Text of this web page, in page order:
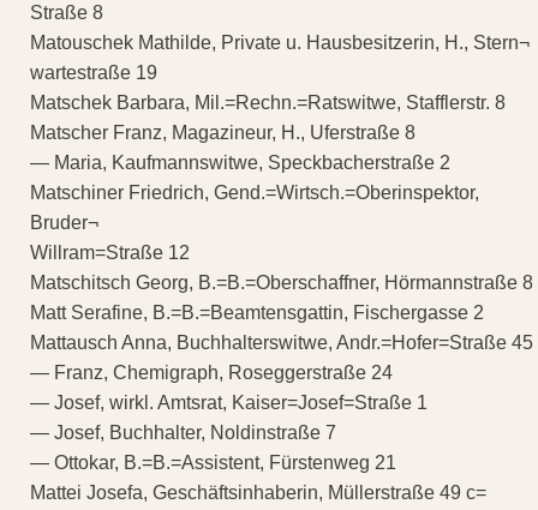
Straße 8
Matouschek Mathilde, Private u. Hausbesitzerin, H., Stern¬
wartestraße 19
Matschek Barbara, Mil.=Rechn.=Ratswitwe, Stafflerstr. 8
Matscher Franz, Magazineur, H., Uferstraße 8
— Maria, Kaufmannswitwe, Speckbacherstraße 2
Matschiner Friedrich, Gend.=Wirtsch.=Oberinspektor,
Bruder¬
Willram=Straße 12
Matschitsch Georg, B.=B.=Oberschaffner, Hörmannstraße 8
Matt Serafine, B.=B.=Beamtensgattin, Fischergasse 2
Mattausch Anna, Buchhalterswitwe, Andr.=Hofer=Straße 45
— Franz, Chemigraph, Roseggerstraße 24
— Josef, wirkl. Amtsrat, Kaiser=Josef=Straße 1
— Josef, Buchhalter, Noldinstraße 7
— Ottokar, B.=B.=Assistent, Fürstenweg 21
Mattei Josefa, Geschäftsinhaberin, Müllerstraße 49 c=